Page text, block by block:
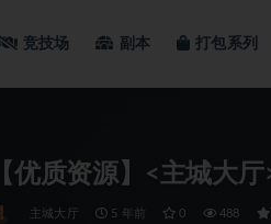
竞技场 副本 打包系列
【优质资源】<主城大
主城大厅 5 年前 0 488